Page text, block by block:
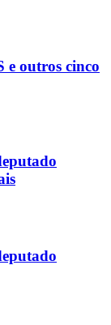
e outros cinco